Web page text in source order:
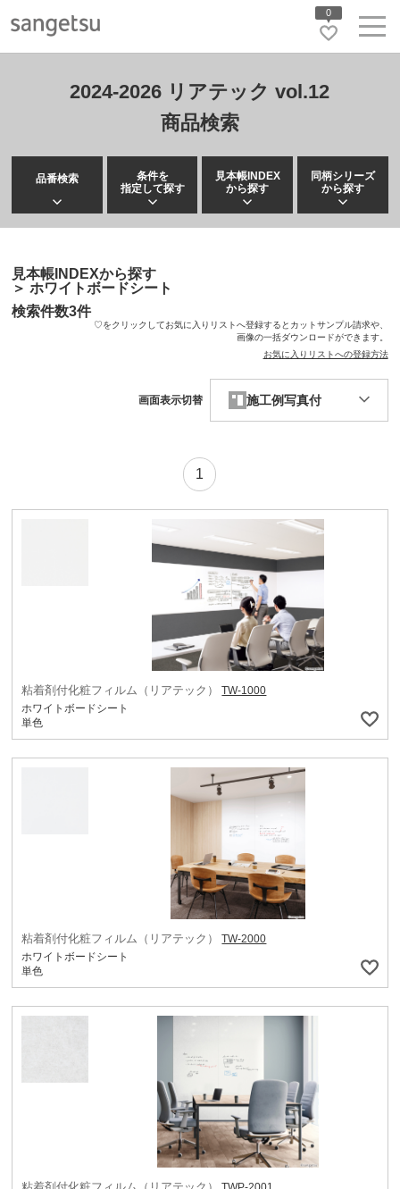
0
2024-2026 リアテック vol.12
商品検索
品番検索
条件を
指定して探す
見本帳INDEX
から探す
同柄シリーズ
から探す
見本帳INDEXから探す
＞ホワイトボードシート
検索件数3件
♡をクリックしてお気に入りリストへ登録するとカットサンプル請求や、
画像の一括ダウンロードができます。
お気に入りリストへの登録方法
画面表示切替 施工例写真付
1
粘着剤付化粧フィルム（リアテック）
TW-1000
ホワイトボードシート
単色
粘着剤付化粧フィルム（リアテック）
TW-2000
ホワイトボードシート
単色